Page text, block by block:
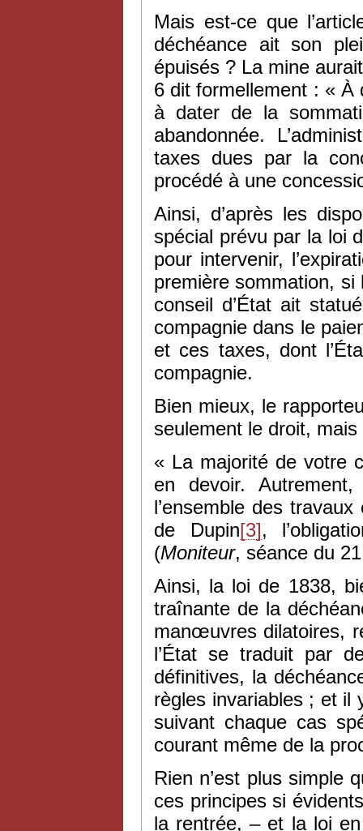
Mais est-ce que
déchéance ait son
épuisés ? La mine
6 dit formellement : « À
à dater de la
abandonnée.
taxes dues par la
procédé à une
Ainsi, d’après les
spécial prévu par la loi
pour intervenir,
première sommation, si
conseil d’État ait
compagnie dans le
et ces taxes, dont
compagnie.
Bien mieux, le
seulement le droit,
« La majorité de votre
en devoir.
l’ensemble des
de Dupin[3],
(Moniteur, séance du
Ainsi, la loi de 1838,
traînante de la
manœuvres dilatoires,
l’État se traduit par
définitives, la
règles invariables ; et il
suivant chaque cas
courant même de la
Rien n’est plus simple
ces principes si
la rentrée, – et la loi